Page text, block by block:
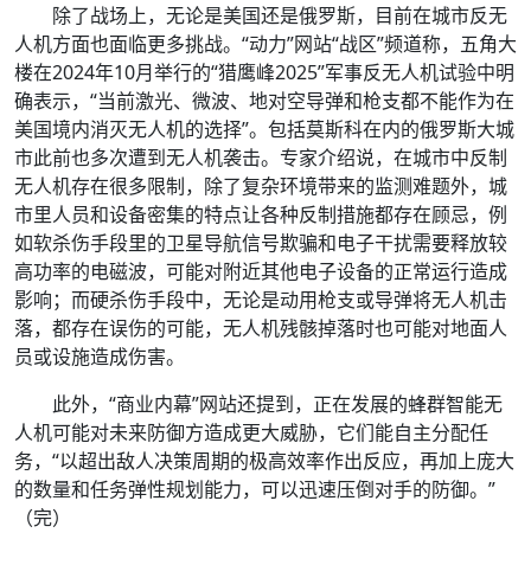
除了战场上，无论是美国还是俄罗斯，目前在城市反无
人机方面也面临更多挑战。“动力”网站“战区”频道称，五角大
楼在2024年10月举行的“猎鹰峰2025”军事反无人机试验中明
确表示，“当前激光、微波、地对空导弹和枪支都不能作为在
美国境内消灭无人机的选择”。包括莫斯科在内的俄罗斯大城
市此前也多次遭到无人机袭击。专家介绍说，在城市中反制
无人机存在很多限制，除了复杂环境带来的监测难题外，城
市里人员和设备密集的特点让各种反制措施都存在顾忌，例
如软杀伤手段里的卫星导航信号欺骗和电子干扰需要释放较
高功率的电磁波，可能对附近其他电子设备的正常运行造成
影响；而硬杀伤手段中，无论是动用枪支或导弹将无人机击
落，都存在误伤的可能，无人机残骸掉落时也可能对地面人
员或设施造成伤害。
此外，“商业内幕”网站还提到，正在发展的蜂群智能无
人机可能对未来防御方造成更大威胁，它们能自主分配任
务，“以超出敌人决策周期的极高效率作出反应，再加上庞大
的数量和任务弹性规划能力，可以迅速压倒对手的防御。”
（完）